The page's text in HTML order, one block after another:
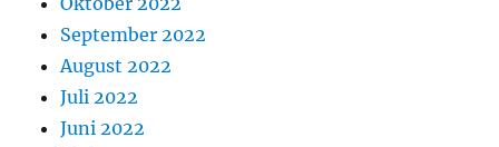
September 2022
August 2022
Juli 2022
Juni 2022